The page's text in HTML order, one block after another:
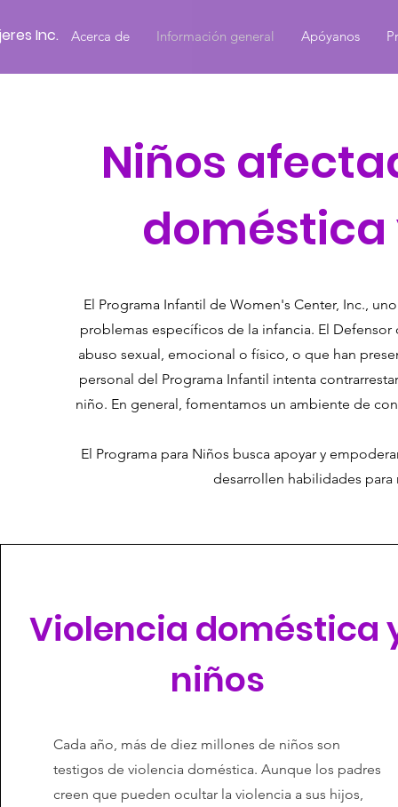
Acerca de Información general Apóyanos
Inc.
Niños
doméstica
El Programa Infantil de Women's Center, Inc.,
problemas específicos de la infancia. El
abuso sexual, emocional o físico, o que han
personal del Programa Infantil intenta
niño. En general, fomentamos un ambiente de
El Programa para Niños busca apoyar y
desarrollen habilidades
Violencia doméstica
niños
Cada año, más de diez millones de niños son
testigos de violencia doméstica. Aunque los padres
creen que pueden ocultar la violencia a sus hijos,